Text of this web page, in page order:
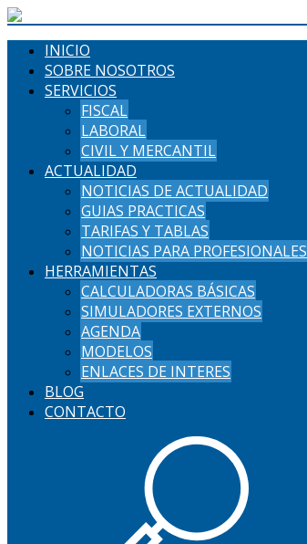
INICIO
SOBRE NOSOTROS
SERVICIOS
FISCAL
LABORAL
CIVIL Y MERCANTIL
ACTUALIDAD
NOTICIAS DE ACTUALIDAD
GUIAS PRACTICAS
TARIFAS Y TABLAS
NOTICIAS PARA PROFESIONALES
HERRAMIENTAS
CALCULADORAS BÁSICAS
SIMULADORES EXTERNOS
AGENDA
MODELOS
ENLACES DE INTERES
BLOG
CONTACTO